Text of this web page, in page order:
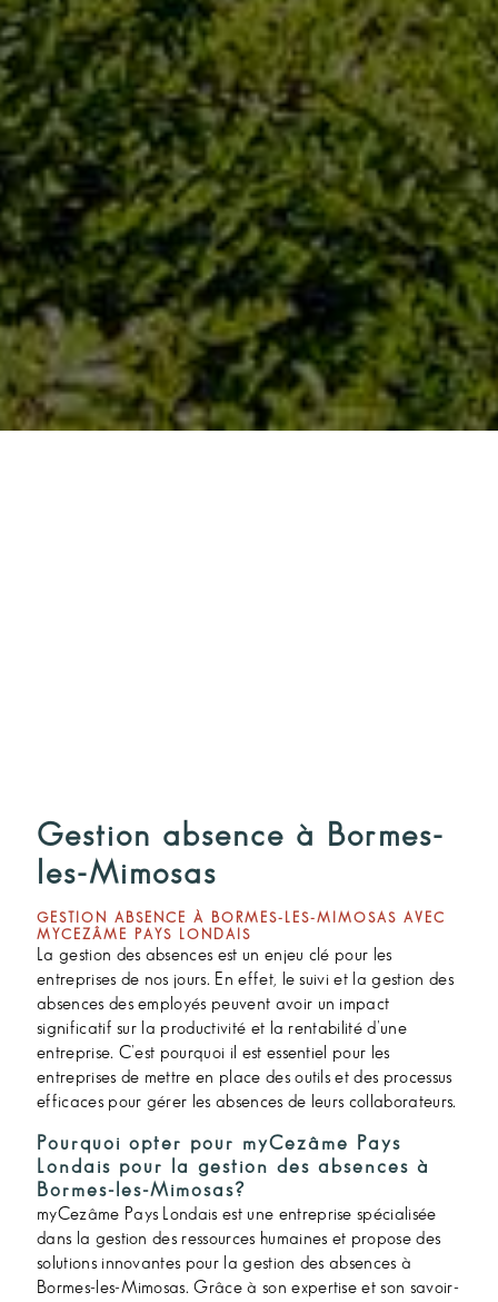
Gestion absence à Bormes-
les-Mimosas
GESTION ABSENCE À BORMES-LES-MIMOSAS AVEC
MYCEZÂME PAYS LONDAIS
La gestion des absences est un enjeu clé pour les
entreprises de nos jours. En effet, le suivi et la gestion des
absences des employés peuvent avoir un impact
significatif sur la productivité et la rentabilité d'une
entreprise. C'est pourquoi il est essentiel pour les
entreprises de mettre en place des outils et des processus
efficaces pour gérer les absences de leurs collaborateurs.
Pourquoi opter pour myCezâme Pays
Londais pour la gestion des absences à
Bormes-les-Mimosas?
myCezâme Pays Londais est une entreprise spécialisée
dans la gestion des ressources humaines et propose des
solutions innovantes pour la gestion des absences à
Bormes-les-Mimosas. Grâce à son expertise et son savoir-